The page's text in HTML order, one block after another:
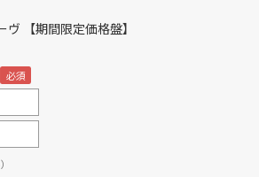
【期間限定価格盤】